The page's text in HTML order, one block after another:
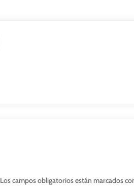
Los campos obligatorios están marcados